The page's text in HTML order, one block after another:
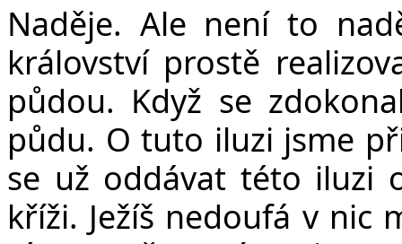
Naděje. Ale není to
království prostě
půdou. Když se
půdu. O tuto iluzi jsme
se už oddávat této iluzi
kříži. Ježíš nedoufá v nic